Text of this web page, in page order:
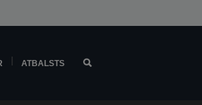
ATBALSTS